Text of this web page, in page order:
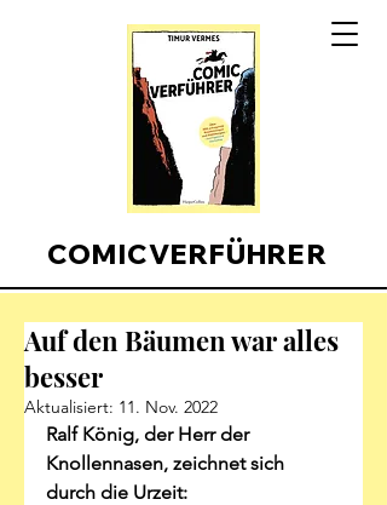
COMICVERFÜHRER
Auf den Bäumen war alles
besser
Aktualisiert: 11. Nov. 2022
Ralf König, der Herr der
Knollennasen, zeichnet sich
durch die Urzeit: